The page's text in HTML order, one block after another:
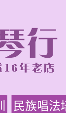
民族唱法